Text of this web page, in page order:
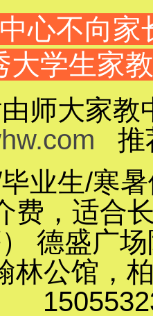
心不向
大学生家
师大家教
推
毕业生/寒
费，适合
德盛广
林公馆，